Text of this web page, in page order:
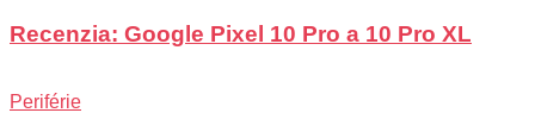
Recenzia: Google Pixel 10 Pro a 10 Pro XL
Periférie